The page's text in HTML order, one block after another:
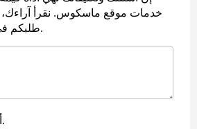
خدمات موقع ماسكوس. نقرأ آراءك،
طلبكم في أسرع وقت ممكن.
أريد ردًا على رأيي.